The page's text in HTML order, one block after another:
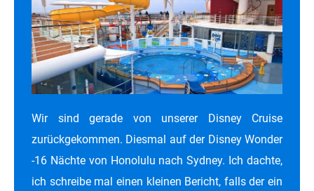
Wir sind gerade von unserer Disney Cruise
zurückgekommen. Diesmal auf der Disney Wonder
-16 Nächte von Honolulu nach Sydney. Ich dachte,
ich schreibe mal einen kleinen Bericht, falls der ein